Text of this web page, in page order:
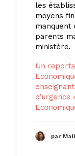
les
moyens
manquent
parents
ministère.
Un
d’urgence
par